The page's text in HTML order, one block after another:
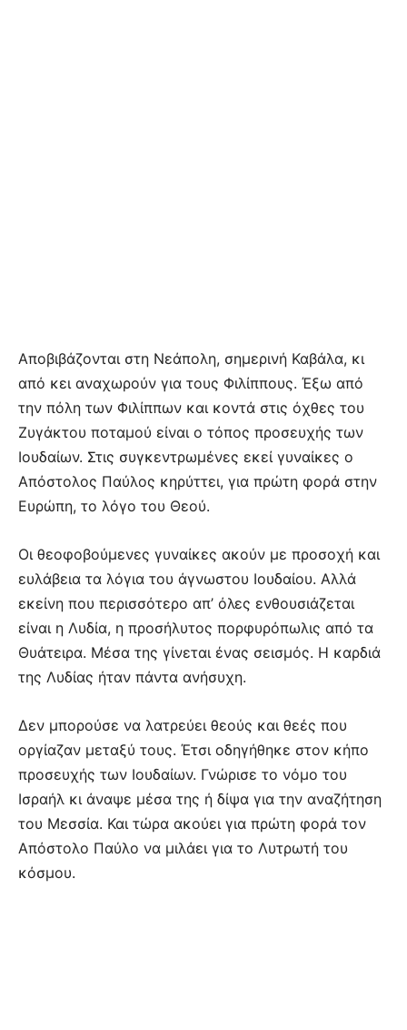
Αποβιβάζονται στη Νεάπολη, σημερινή Καβάλα, κι
από κει αναχωρούν για τους Φιλίππους. Έξω από
την πόλη των Φιλίππων και κοντά στις όχθες του
Ζυγάκτου ποταμού είναι ο τόπος προσευχής των
Ιουδαίων. Στις συγκεντρωμένες εκεί γυναίκες ο
Απόστολος Παύλος κηρύττει, για πρώτη φορά στην
Ευρώπη, το λόγο του Θεού.
Οι θεοφοβούμενες γυναίκες ακούν με προσοχή και
ευλάβεια τα λόγια του άγνωστου Ιουδαίου. Αλλά
εκείνη που περισσότερο απ’ όλες ενθουσιάζεται
είναι η Λυδία, η προσήλυτος πορφυρόπωλις από τα
Θυάτειρα. Μέσα της γίνεται ένας σεισμός. Η καρδιά
της Λυδίας ήταν πάντα ανήσυχη.
Δεν μπορούσε να λατρεύει θεούς και θεές που
οργίαζαν μεταξύ τους. Έτσι οδηγήθηκε στον κήπο
προσευχής των Ιουδαίων. Γνώρισε το νόμο του
Ισραήλ κι άναψε μέσα της ή δίψα για την αναζήτηση
του Μεσσία. Και τώρα ακούει για πρώτη φορά τον
Απόστολο Παύλο να μιλάει για το Λυτρωτή του
κόσμου.